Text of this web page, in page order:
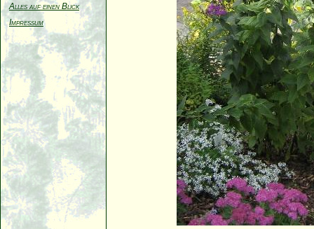
Alles auf einen Blick
Impressum